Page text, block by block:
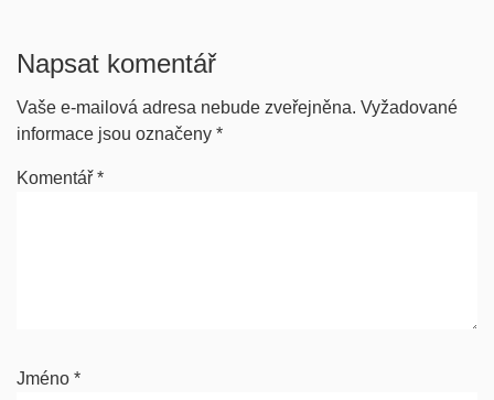
Napsat komentář
Vaše e-mailová adresa nebude zveřejněna. Vyžadované
informace jsou označeny *
Komentář *
Jméno *